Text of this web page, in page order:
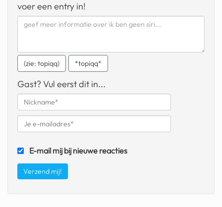
wibra
dubai chocolade
it really whips the llama s
ass
chinese automerken
boring phone
dunkin donuts
ryanair
voer een entry in!
(zie: topiqq) *topiqq*
Gast? Vul eerst dit in...
E-mail mij bij nieuwe reacties